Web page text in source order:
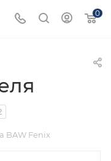
0
BAW Fenix